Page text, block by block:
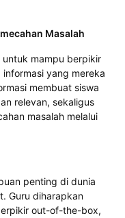
Masalah
untuk mampu berpikir
yang mereka
membuat siswa
relevan, sekaligus
masalah melalui
penting di dunia
Guru diharapkan
out-of-the-box,